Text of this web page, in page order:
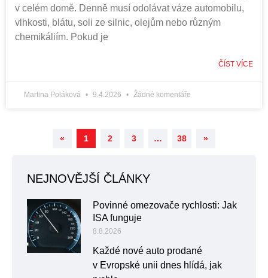
v celém domě. Denně musí odolávat váze automobilu,
vlhkosti, blátu, soli ze silnic, olejům nebo různým
chemikáliím. Pokud je
ČÍST VÍCE
Martina Poláková 9.4.2026 Žádné komentáře
« 1 2 3 … 38 »
NEJNOVĚJŠÍ ČLÁNKY
Povinné omezovače rychlosti: Jak
ISA funguje
8.8.2026
Každé nové auto prodané
v Evropské unii dnes hlídá, jak